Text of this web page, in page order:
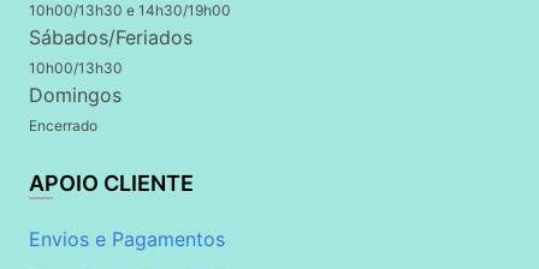
10h00/13h30 e 14h30/19h00
Sábados/Feriados
10h00/13h30
Domingos
Encerrado
APOIO CLIENTE
Envios e Pagamentos